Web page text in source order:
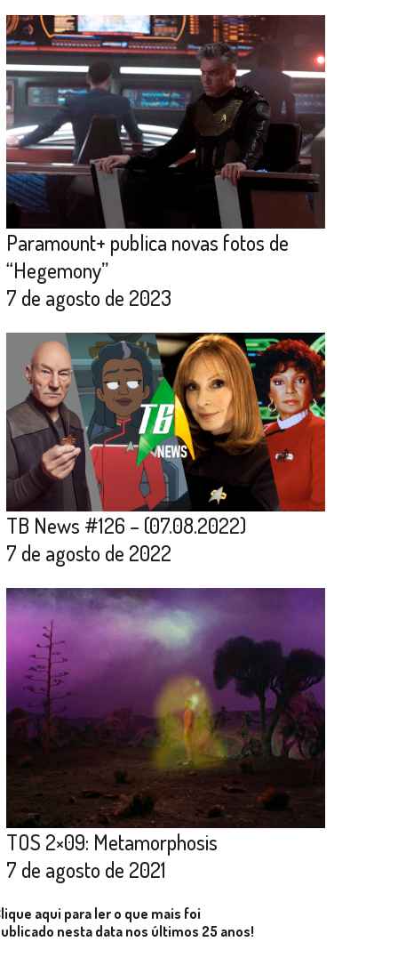
Paramount+ publica novas fotos de
“Hegemony”
7 de agosto de 2023
TB News #126 – (07.08.2022)
7 de agosto de 2022
TOS 2×09: Metamorphosis
7 de agosto de 2021
aqui para ler o que mais foi
nesta data nos últimos 25 anos!